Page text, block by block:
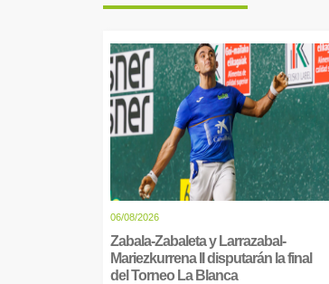
06/08/2026
Zabala-Zabaleta y Larrazabal-
Mariezkurrena II disputarán la final
del Torneo La Blanca